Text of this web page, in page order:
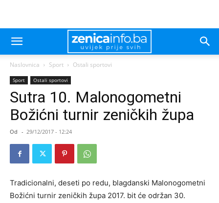
Naslovnica Sport Ostali sportovi
Sport Ostali sportovi
Sutra 10. Malonogometni
Božićni turnir zeničkih župa
Od - 29/12/2017 - 12:24
Tradicionalni, deseti po redu, blagdanski Malonogometni
Božićni turnir zeničkih župa 2017. bit će održan 30.